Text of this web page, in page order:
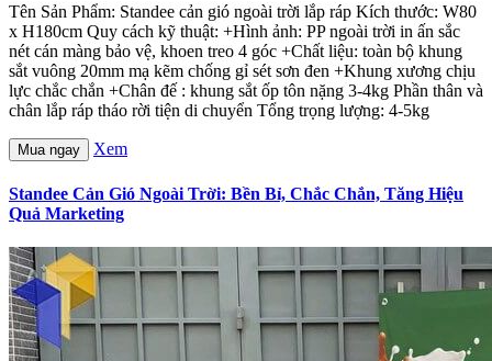
Tên Sản Phẩm: Standee cản gió ngoài trời lắp ráp Kích thước: W80
x H180cm Quy cách kỹ thuật: +Hình ảnh: PP ngoài trời in ấn sắc
nét cán màng bảo vệ, khoen treo 4 góc +Chất liệu: toàn bộ khung
sắt vuông 20mm mạ kẽm chống gỉ sét sơn đen +Khung xương chịu
lực chắc chắn +Chân đế : khung sắt ốp tôn nặng 3-4kg Phần thân và
chân lắp ráp tháo rời tiện di chuyển Tổng trọng lượng: 4-5kg
Mua ngay Xem
Standee Cản Gió Ngoài Trời: Bền Bỉ, Chắc Chắn, Tăng Hiệu
Quả Marketing